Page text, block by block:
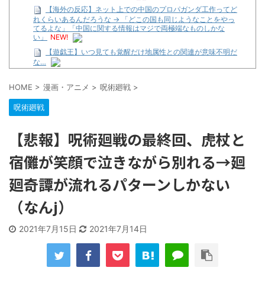
【海外の反応】ネット上での中国のプロパガンダ工作ってど
れくらいあるんだろうな → 「どこの国も同じようなことをやっ
てるよな」「中国に関する情報はマジで両極端なものしかな
い」
NEW!
【遊戯王】いつ見ても覚醒だけ地属性との関連が意味不明だ
な…
【遊戯王】いつ見ても覚醒だけ地属性との関連が意味不明だ
な…
「洋画に日本版主題歌は必要か?」論争
題歌歌うよ！
【R-18】真・女神転生 Road to the Transcendence【二次
創作】 第２０話
北原ももさんの挑発!!!
【画像】この女優さん、可愛すぎる
【遊戯王】いつ見ても覚醒だけ地属性との関連が意味不明だ
美少女図鑑AWARD2026グランプリ・榎本彩乃、グラビア披
露！透明感が凄い！！
【朗報】齋藤飛鳥、前屈みで完全に見えてる動画が拡散され
てしまう…
HOME > 漫画・アニメ > 呪術廻戦 >
呪術廻戦
【悲報】呪術廻戦の最終回、虎杖と
宿儺が笑顔で泣きながら別れる→廻
廻奇譚が流れるパターンしかない
（なんj）
2021年7月15日 2021年7月14日